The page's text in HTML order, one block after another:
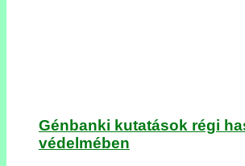
Génbanki kutatások régi
védelmében